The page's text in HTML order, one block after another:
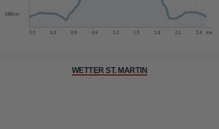
0.0 0.3 0.6 0.9 1.2 1.5 1.8 2.1 2.4 km
1980 m
WETTER ST. MARTIN